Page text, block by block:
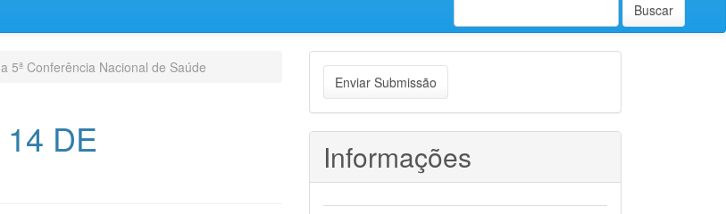
Buscar
5ª Conferência Nacional de Saúde
DE
Enviar
Submissão
Enviar Submissão
Informações